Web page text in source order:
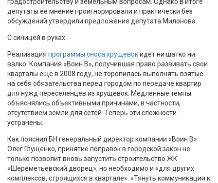
депутаты ее мнение проигнорировали и практически без
обсуждений утвердили предложение депутата Милонова.
С синицей в руках
Реализация программы сноса хрущевокидет ни шатко ни
валко. Компания «Воин В», получившая право развивать свои
кварталы еще в 2008 году, не торопилась выполнять взятые
на себя обязательства перед городом по передаче квартир
для нужд переселенцев из хрущевок. Медленные темпы
объяснялись объективными причинами, в частности,
отсутствием земли для сетей. Теперь эти сложности
устранены.
Как пояснил БН генеральный директор компании «Воин В»
Олег Глущенко, принятие поправок в городской закон не
только позволит вновь запустить строительство ЖК
«Шереметьевский дворец», но необходимо и «для других
комплексов, строящихся в квартале». «Тянуть коммуникации к